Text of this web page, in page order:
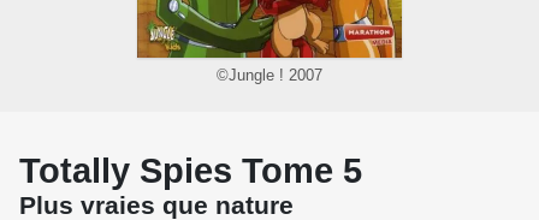
©Jungle ! 2007
Totally Spies Tome 5
Plus vraies que nature